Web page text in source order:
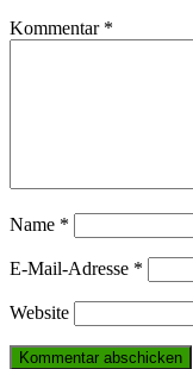
Kommentar *
Name *
E-Mail-Adresse *
Website